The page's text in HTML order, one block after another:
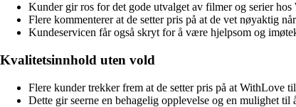
Kunder gir ros for det gode utvalget av filmer og serier
Flere kommenterer at de setter pris på at de vet nøyaktig
Kundeservicen får også skryt for å være hjelpsom og
Kvalitetsinnhold uten vold
Flere kunder trekker frem at de setter pris på at WithLove
Dette gir seerne en behagelig opplevelse og en mulighet